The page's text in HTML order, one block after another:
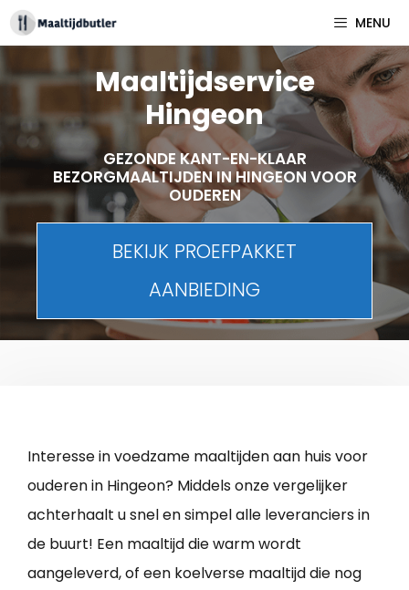
Spring
naar
inhoud
MENU
Maaltijdservice
Hingeon
GEZONDE KANT-EN-KLAAR
BEZORGMAALTIJDEN IN HINGEON VOOR
OUDEREN
BEKIJK PROEFPAKKET
AANBIEDING
Interesse in voedzame maaltijden aan huis voor
ouderen in Hingeon? Middels onze vergelijker
achterhaalt u snel en simpel alle leveranciers in
de buurt! Een maaltijd die warm wordt
aangeleverd, of een koelverse maaltijd die nog